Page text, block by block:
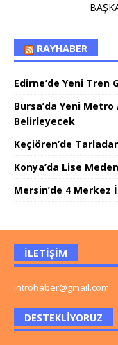
RAYHABER
Edirne’de Yeni Tren
Bursa’da Yeni
Belirleyecek
Keçiören’de
Konya’da Lise
Mersin’de 4 Merkez
İLETIŞIM
introhaber@gmail.com
DESTEKLIYORUZ